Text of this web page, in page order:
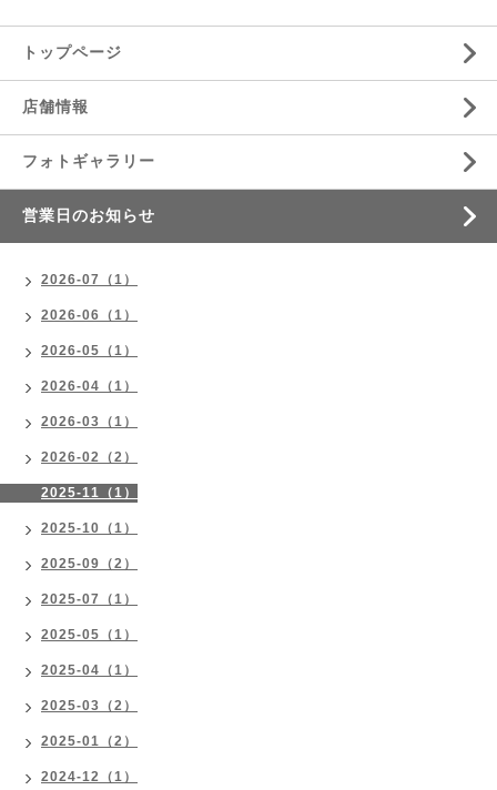
トップページ
店舗情報
フォトギャラリー
営業日のお知らせ
2026-07（1）
2026-06（1）
2026-05（1）
2026-04（1）
2026-03（1）
2026-02（2）
2025-11（1）
2025-10（1）
2025-09（2）
2025-07（1）
2025-05（1）
2025-04（1）
2025-03（2）
2025-01（2）
2024-12（1）